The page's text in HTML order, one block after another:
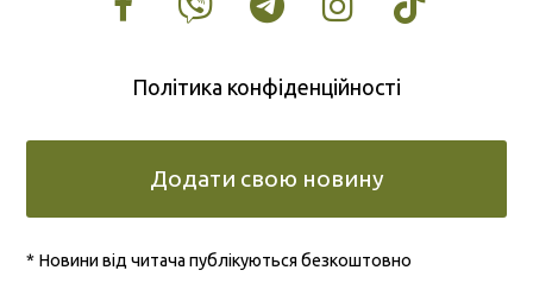
Політика конфіденційності
Додати свою новину
* Новини від читача публікуються безкоштовно